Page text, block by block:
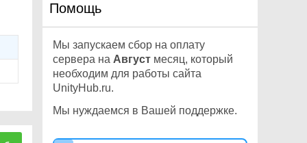
UxmlBoolAttributeDescription
UxmlChildElementDescription
UxmlColorAttributeDescription
UxmlDoubleAttributeDescriptio
UxmlEnumAttributeDescription
Помощь
Мы запускаем сбор на оплату
сервера на Август месяц, который
необходим для работы сайта
UnityHub.ru.
Мы нуждаемся в Вашей поддержке.